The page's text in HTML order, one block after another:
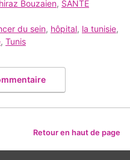
Bouzaien, SANTE
du sein, hôpital, la tunisie,
, Tunis
Retour en haut de page